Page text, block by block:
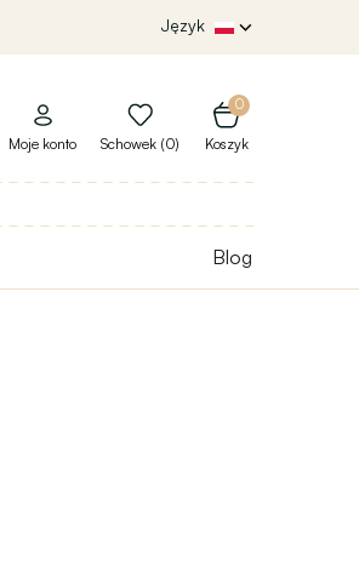
Język
0
Koszyk
Moje konto Schowek (0)
Blog